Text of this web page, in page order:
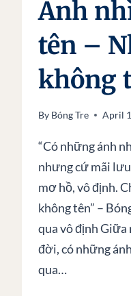
Ánh
tên –
không
By Bóng Tre April
“Có những ánh
nhưng cứ mãi
mơ hồ, vô định.
không tên” –
qua vô định
đời, có những
qua…